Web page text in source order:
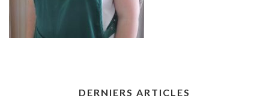
DERNIERS ARTICLES